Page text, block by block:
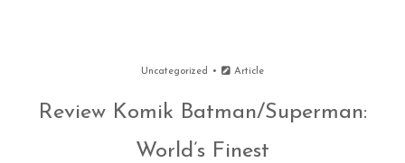
Uncategorized Article
Review Komik Batman/Superman:
World’s Finest